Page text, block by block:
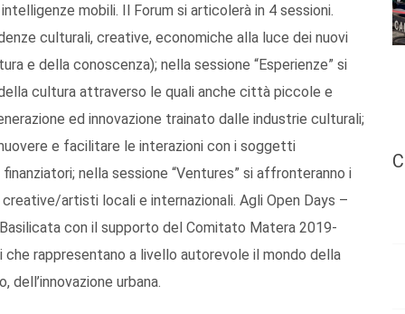
mobili. Il Forum si articolerà in 4 sessioni.
culturali, creative, economiche alla luce dei nuovi
e della conoscenza); nella sessione “Esperienze” si
cultura attraverso le quali anche città piccole e
ed innovazione trainato dalle industrie culturali;
e facilitare le interazioni con i soggetti
nella sessione “Ventures” si affronteranno i
artisti locali e internazionali. Agli Open Days –
con il supporto del Comitato Matera 2019-
rappresentano a livello autorevole il mondo della
dell’innovazione urbana.